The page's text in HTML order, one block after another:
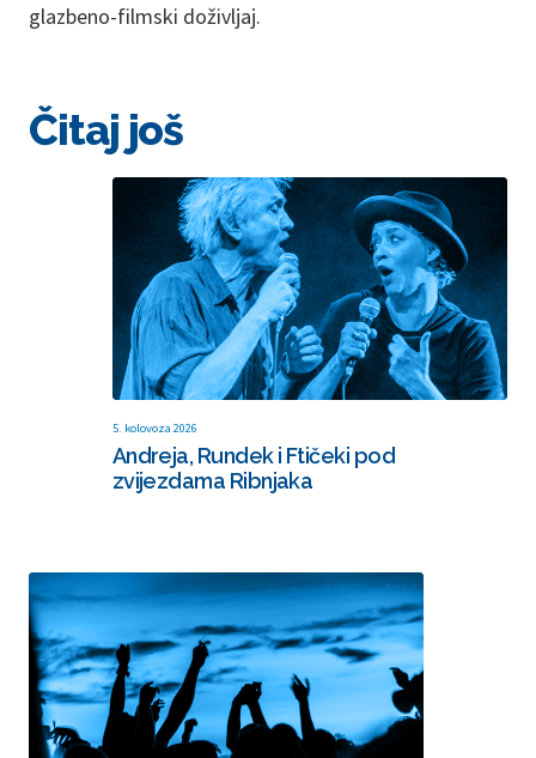
glazbeno-filmski doživljaj.
Čitaj još
5. kolovoza 2026
Andreja, Rundek i Ftičeki pod
zvijezdama Ribnjaka